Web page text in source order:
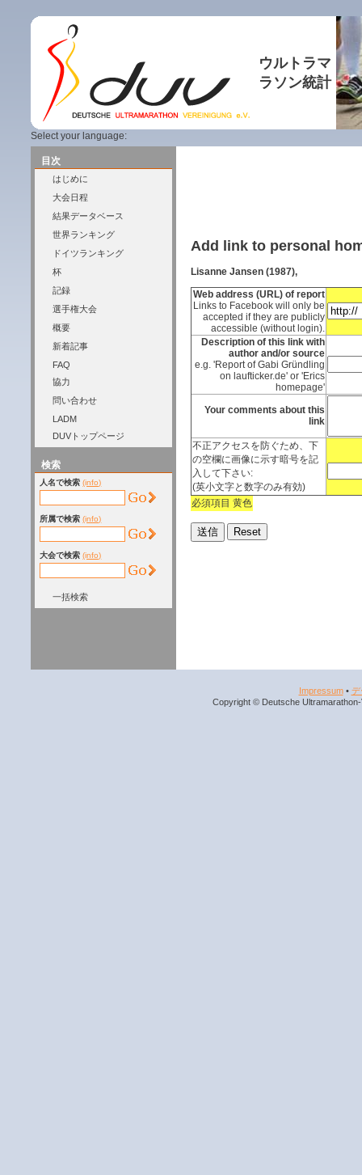
ウルトラマ
ラソン統計
Select your language:
目次
はじめに
大会日程
結果データベース
世界ランキング
ドイツランキング
杯
記録
選手権大会
概要
新着記事
FAQ
協力
問い合わせ
LADM
DUVトップページ
検索
人名で検索 (info)
所属で検索 (info)
大会で検索 (info)
一括検索
Add link to personal
Lisanne Jansen (1987),
Web address (URL) of report
Links to Facebook will only be
accepted if they are publicly
accessible (without login).
Description of this link with
author and/or source
e.g. 'Report of Gabi Gründling
on laufticker.de' or 'Erics
homepage'
Your comments about this
link
不正アクセスを防ぐため、下
の空欄に画像に示す暗号を記
入して下さい:
(英小文字と数字のみ有効)
必須項目 黄色
Impressum• デ
Copyright © Deutsche